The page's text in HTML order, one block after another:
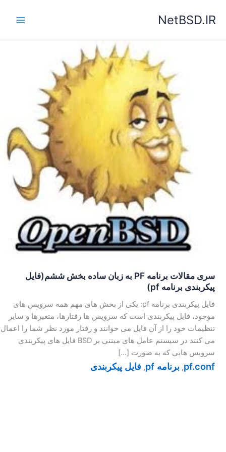
NetBSD.IR
سری مقالات برنامه PF به زبان ساده بخش ششم(فایل
پیکربندی برنامه pf)
فایل پیکربندی برنامه pf: یکی از بخش های مهم همه سرویس های
موجود، فایل پیکربندی است که سرویس ها رفتارها، متغیرها و سایر
تنظیمات خود را از آن فایل می خوانند و رفتار مورد نظر شما را اعمال
می کنند در سیستم عامل های مبتنی بر BSD فایل های پیکربندی
سرویس هایی که به صورت […]
pf.conf
, برنامه pf , فایل پیکربندی